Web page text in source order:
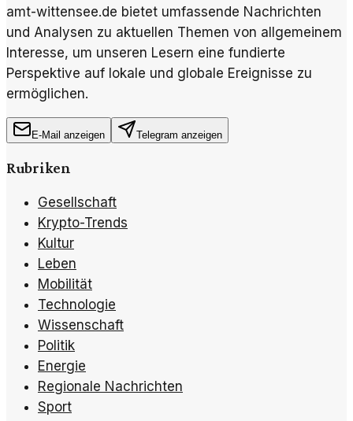
amt-wittensee.de bietet umfassende Nachrichten
und Analysen zu aktuellen Themen von allgemeinem
Interesse, um unseren Lesern eine fundierte
Perspektive auf lokale und globale Ereignisse zu
ermöglichen.
E-Mail anzeigen Telegram anzeigen
Rubriken
Gesellschaft
Krypto-Trends
Kultur
Leben
Mobilität
Technologie
Wissenschaft
Politik
Energie
Regionale Nachrichten
Sport